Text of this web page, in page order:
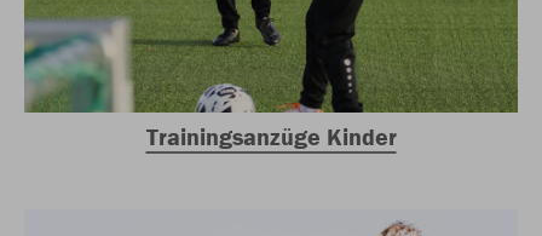
Trainingsanzüge Kinder